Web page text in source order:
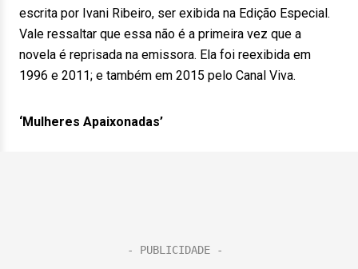
escrita por Ivani Ribeiro, ser exibida na Edição Especial.
Vale ressaltar que essa não é a primeira vez que a
novela é reprisada na emissora. Ela foi reexibida em
1996 e 2011; e também em 2015 pelo Canal Viva.
‘Mulheres Apaixonadas’